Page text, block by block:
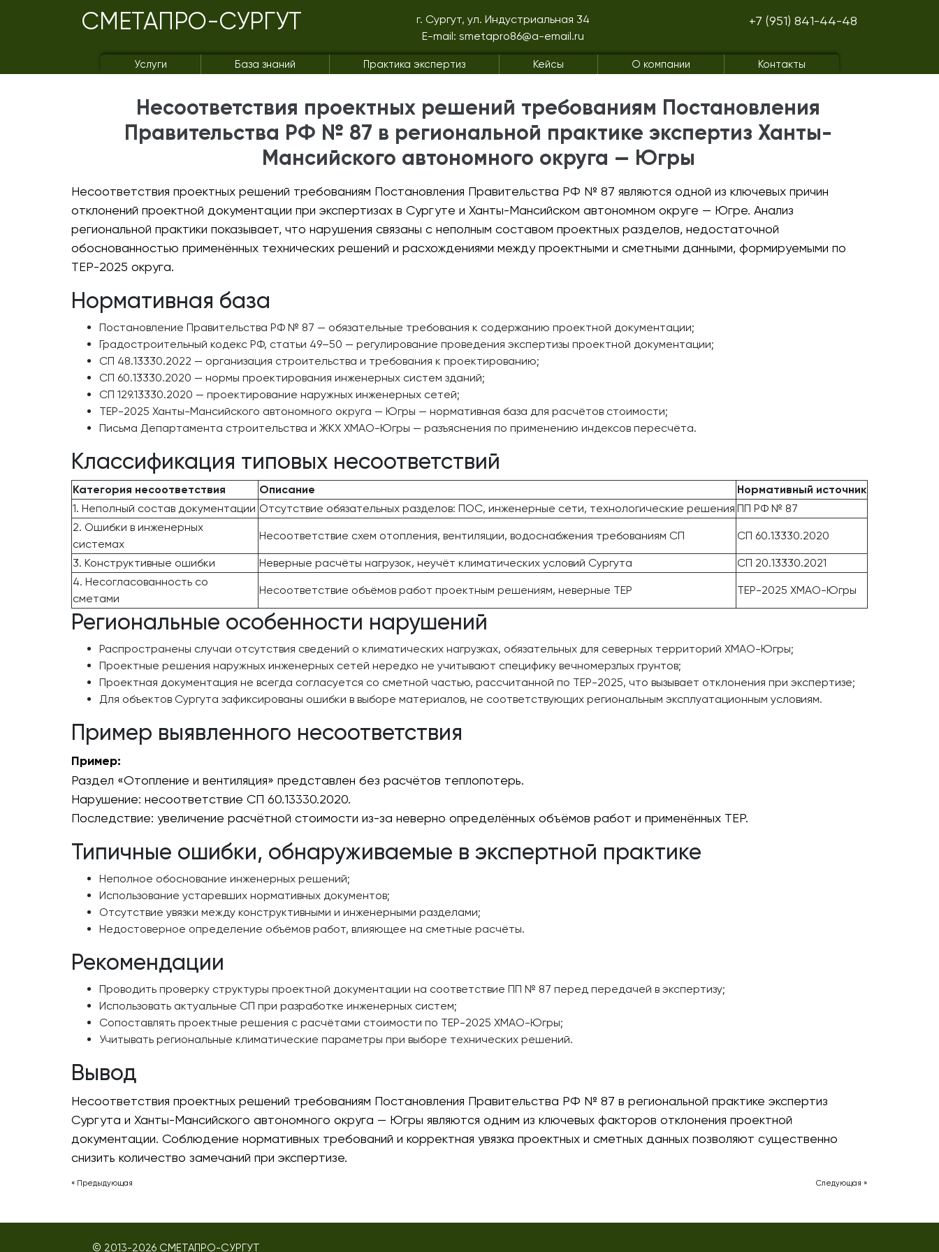
СМЕТАПРО-СУРГУТ
г. Сургут, ул. Индустриальная 34
E-mail: smetapro86@a-email.ru
+7 (951) 841-44-48
Услуги База знаний Практика экспертиз Кейсы О компании Контакты
Несоответствия проектных решений требованиям Постановления
Правительства РФ № 87 в региональной практике экспертиз Ханты-
Мансийского автономного округа — Югры
Несоответствия проектных решений требованиям Постановления Правительства РФ № 87 являются одной из ключевых причин
отклонений проектной документации при экспертизах в Сургуте и Ханты-Мансийском автономном округе — Югре. Анализ
региональной практики показывает, что нарушения связаны с неполным составом проектных разделов, недостаточной
обоснованностью применённых технических решений и расхождениями между проектными и сметными данными, формируемыми по
ТЕР-2025 округа.
Нормативная база
Постановление Правительства РФ № 87 — обязательные требования к содержанию проектной документации;
Градостроительный кодекс РФ, статьи 49–50 — регулирование проведения экспертизы проектной документации;
СП 48.13330.2022 — организация строительства и требования к проектированию;
СП 60.13330.2020 — нормы проектирования инженерных систем зданий;
СП 129.13330.2020 — проектирование наружных инженерных сетей;
ТЕР-2025 Ханты-Мансийского автономного округа — Югры — нормативная база для расчётов стоимости;
Письма Департамента строительства и ЖКХ ХМАО-Югры — разъяснения по применению индексов пересчёта.
Классификация типовых несоответствий
Категория несоответствия Описание
Нормативный источник
1. Неполный состав документации Отсутствие обязательных разделов: ПОС, инженерные сети, технологические решения ПП РФ № 87
2. Ошибки в инженерных
системах
Несоответствие схем отопления, вентиляции, водоснабжения требованиям СП СП 60.13330.2020
3. Конструктивные ошибки Неверные расчёты нагрузок, неучёт климатических условий Сургута
СП 20.13330.2021
4. Несогласованность со
сметами
Несоответствие объёмов работ проектным решениям, неверные ТЕР ТЕР-2025 ХМАО-Югры
Региональные особенности нарушений
Распространены случаи отсутствия сведений о климатических нагрузках, обязательных для северных территорий ХМАО-Югры;
Проектные решения наружных инженерных сетей нередко не учитывают специфику вечномерзлых грунтов;
Проектная документация не всегда согласуется со сметной частью, рассчитанной по ТЕР-2025, что вызывает отклонения при экспертизе;
Для объектов Сургута зафиксированы ошибки в выборе материалов, не соответствующих региональным эксплуатационным условиям.
Пример выявленного несоответствия
Пример:
Раздел «Отопление и вентиляция» представлен без расчётов теплопотерь.
Нарушение: несоответствие СП 60.13330.2020.
Последствие: увеличение расчётной стоимости из-за неверно определённых объёмов работ и применённых ТЕР.
Типичные ошибки, обнаруживаемые в экспертной практике
Неполное обоснование инженерных решений;
Использование устаревших нормативных документов;
Отсутствие увязки между конструктивными и инженерными разделами;
Недостоверное определение объёмов работ, влияющее на сметные расчёты.
Рекомендации
Проводить проверку структуры проектной документации на соответствие ПП № 87 перед передачей в экспертизу;
Использовать актуальные СП при разработке инженерных систем;
Сопоставлять проектные решения с расчётами стоимости по ТЕР-2025 ХМАО-Югры;
Учитывать региональные климатические параметры при выборе технических решений.
Вывод
Несоответствия проектных решений требованиям Постановления Правительства РФ № 87 в региональной практике экспертиз
Сургута и Ханты-Мансийского автономного округа — Югры являются одним из ключевых факторов отклонения проектной
документации. Соблюдение нормативных требований и корректная увязка проектных и сметных данных позволяют существенно
снизить количество замечаний при экспертизе.
Следующая »
« Предыдующая
© 2013-2026 СМЕТАПРО-СУРГУТ